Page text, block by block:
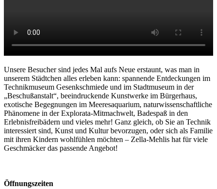
Unsere Besucher sind jedes Mal aufs Neue erstaunt, was man in
unserem Städtchen alles erleben kann: spannende Entdeckungen im
Technikmuseum Gesenkschmiede und im Stadtmuseum in der
„Beschußanstalt“, beeindruckende Kunstwerke im Bürgerhaus,
exotische Begegnungen im Meeresaquarium, naturwissenschaftliche
Phänomene in der Explorata‐Mitmachwelt, Badespaß in den
Erlebnisfreibädern und vieles mehr! Ganz gleich, ob Sie an Technik
interessiert sind, Kunst und Kultur bevorzugen, oder sich als Familie
mit ihren Kindern wohlfühlen möchten – Zella‐Mehlis hat für viele
Geschmäcker das passende Angebot!
Öffnungszeiten